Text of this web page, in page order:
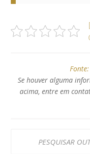
Fonte:
Se houver alguma
acima, entre em